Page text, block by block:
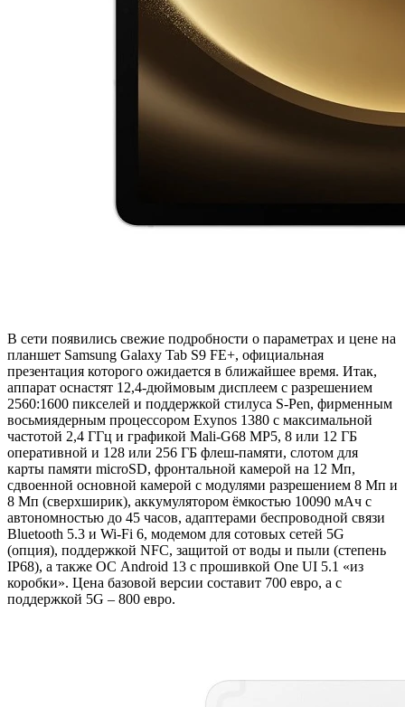
В сети появились свежие подробности о параметрах и цене на
планшет Samsung Galaxy Tab S9 FE+, официальная
презентация которого ожидается в ближайшее время. Итак,
аппарат оснастят 12,4-дюймовым дисплеем с разрешением
2560:1600 пикселей и поддержкой стилуса S-Pen, фирменным
восьмиядерным процессором Exynos 1380 с максимальной
частотой 2,4 ГГц и графикой Mali-G68 MP5, 8 или 12 ГБ
оперативной и 128 или 256 ГБ флеш-памяти, слотом для
карты памяти microSD, фронтальной камерой на 12 Мп,
сдвоенной основной камерой с модулями разрешением 8 Мп и
8 Мп (сверхширик), аккумулятором ёмкостью 10090 мАч с
автономностью до 45 часов, адаптерами беспроводной связи
Bluetooth 5.3 и Wi-Fi 6, модемом для сотовых сетей 5G
(опция), поддержкой NFC, защитой от воды и пыли (степень
IP68), а также ОС Android 13 с прошивкой One UI 5.1 «из
коробки». Цена базовой версии составит 700 евро, а с
поддержкой 5G – 800 евро.